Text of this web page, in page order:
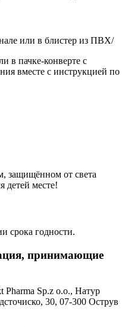
или в блистер из ПВХ/
в пачке-конверте с
вместе с инструкцией по
защищённом от света
детей месте!
срока годности.
принимающие
Sp.z o.o., Натур
30, 07-300 Острув